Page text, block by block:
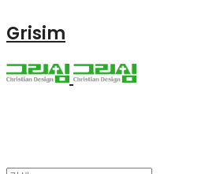
Grisim